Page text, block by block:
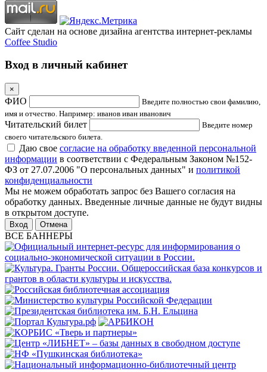
Сайт сделан на основе дизайна агентства интернет-рекламы
Coffee Studio
Вход в личный кабинет
×
ФИО
Введите полностью свои фамилию,
имя и отчество. Например: иванов иван иванович
Читательский билет
Введите номер
своего читательского билета.
Даю свое согласие на обработку введенной персональной
информации в соответствии с Федеральным Законом №152-
ФЗ от 27.07.2006 "О персональных данных" и политикой
конфиденциальности
Мы не можем обработать запрос без Вашего согласия на
обработку данных. Введенные личные данные не будут видны
в открытом доступе.
Отмена
ВСЕ БАННЕРЫ